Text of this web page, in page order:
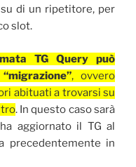
di un ripetitore, per
slot.
TG Query può
, ovvero
abituati a trovarsi su
. In questo caso sarà
aggiornato il TG al
precedentemente in